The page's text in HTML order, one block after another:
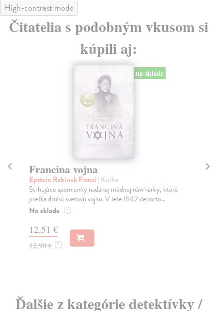
High-contrast mode
Čitatelia s podobným vkusom si
kúpili aj:
na sklade
Francina vojna
Epstein Rabinek Franci | Kniha
Strhujúce spomienky nadanej módnej návrhárky, ktorá
prežila druhú svetovú vojnu. V lete 1942 deporto...
Na sklade ?
12,51 €
12,90 € ?
Ďalšie z kategórie detektívky /